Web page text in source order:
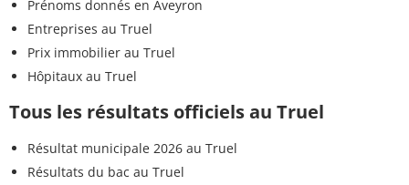
Prénoms donnés en Aveyron
Entreprises au Truel
Prix immobilier au Truel
Hôpitaux au Truel
Tous les résultats officiels au Truel
Résultat municipale 2026 au Truel
Résultats du bac au Truel